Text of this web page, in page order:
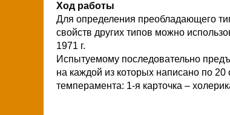
Ход работы
Для определения преобладающего
свойств других типов можно
1971 г.
Испытуемому последовательно
на каждой из которых написано по 20
темперамента: 1-я карточка –